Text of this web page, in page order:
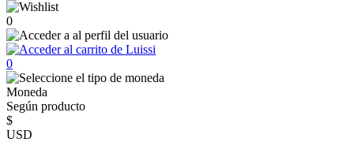
0
0
Moneda
Según producto
$
USD